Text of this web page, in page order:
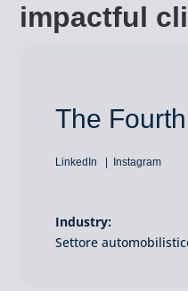
impactful
The
LinkedIn Instagram
Industry:
Settore